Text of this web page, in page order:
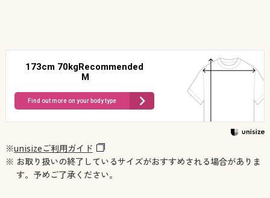
173cm 70kgRecommended
M
Find out more on your body type
※unisizeご利用ガイド
※ お取り扱いの終了しているサイズがおすすめされる場合がありま
す。予めご了承ください。